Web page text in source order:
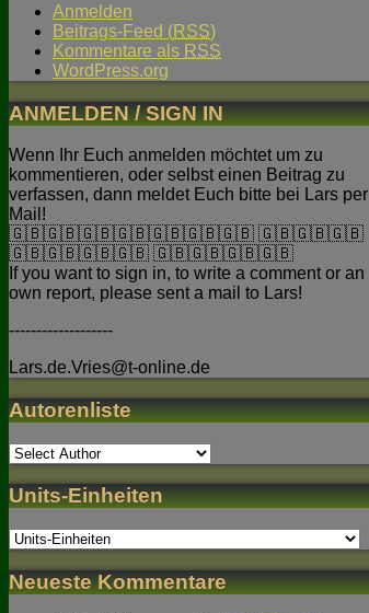
Anmelden
Beitrags-Feed (RSS)
Kommentare als RSS
WordPress.org
ANMELDEN / SIGN IN
Wenn Ihr Euch anmelden möchtet um zu
kommentieren, oder selbst einen Beitrag zu
verfassen, dann meldet Euch bitte bei Lars per
Mail!
🇬🇧🇬🇧🇬🇧🇬🇧🇬🇧🇬🇧🇬🇧 🇬🇧🇬🇧🇬🇧
🇬🇧🇬🇧🇬🇧🇬🇧 🇬🇧🇬🇧🇬🇧🇬🇧
If you want to sign in, to write a comment or an
own report, please sent a mail to Lars!
-------------------
Lars.de.Vries@t-online.de
Autorenliste
Units-Einheiten
Neueste Kommentare